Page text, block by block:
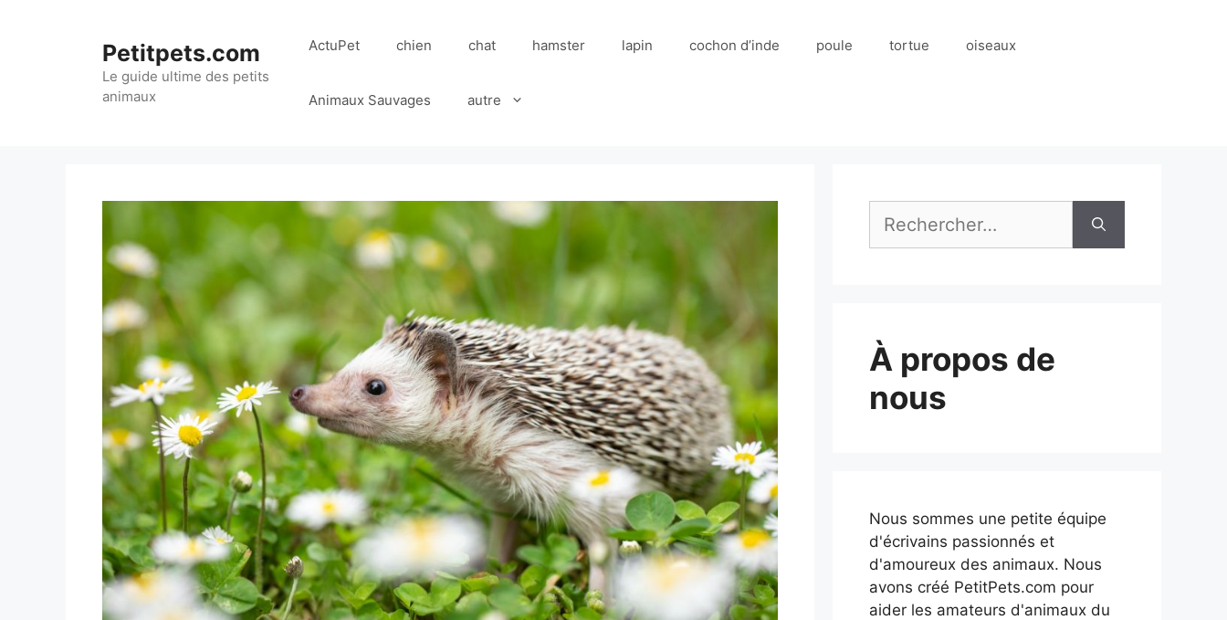
Petitpets.com
Le guide ultime des petits
animaux
ActuPet chien chat hamster lapin cochon d’inde poule tortue oiseaux
Animaux Sauvages autre
À propos de
nous
Nous sommes une petite équipe
d'écrivains passionnés et
d'amoureux des animaux. Nous
avons créé PetitPets.com pour
aider les amateurs d'animaux du